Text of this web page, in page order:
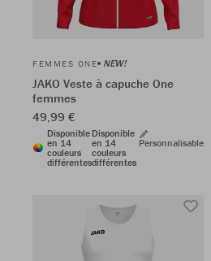
FEMMES ONE NEW!
JAKO Veste à capuche One
femmes
49,99 €
Disponible
en 14
couleurs
différentes
Disponible
en 14
couleurs
différentes
Personnalisable